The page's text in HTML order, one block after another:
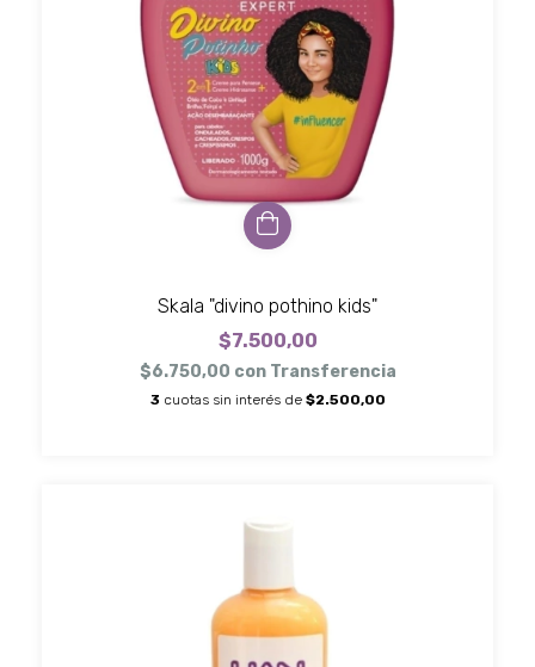
Skala "divino pothino kids"
$7.500,00
$6.750,00 con Transferencia
3 cuotas sin interés de $2.500,00